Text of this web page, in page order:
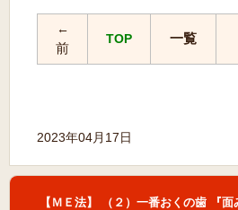
←
前
TOP 一覧
2023年04月17日
【ＭＥ法】 （２）一番おくの歯 『面